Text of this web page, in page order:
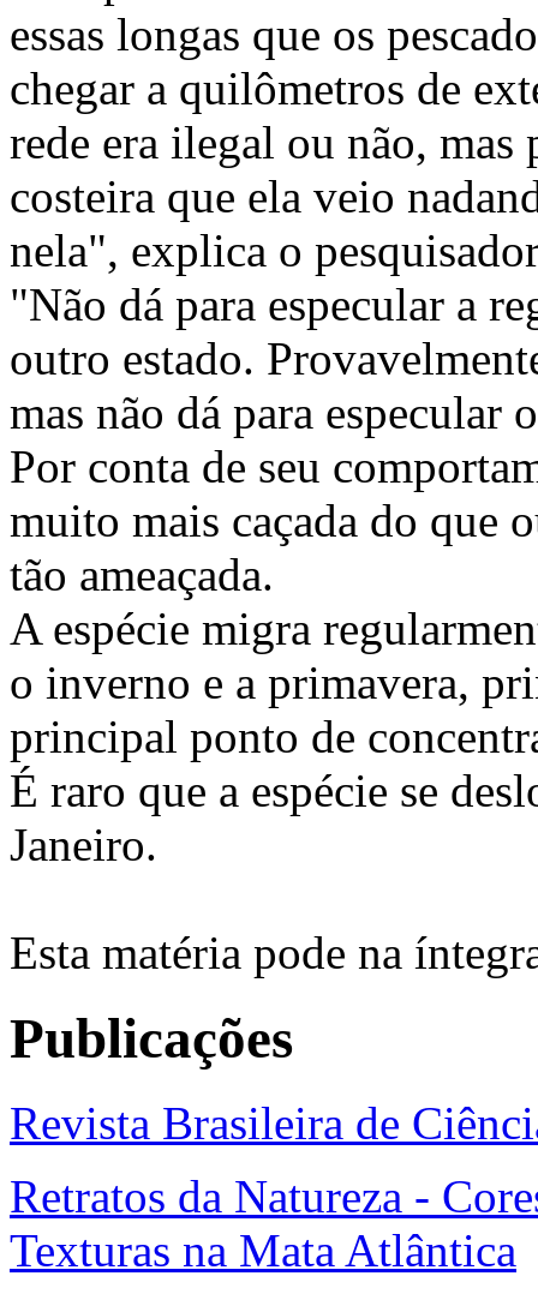
essas longas que os
chegar a quilômetros de
rede era ilegal ou não, mas
costeira que ela veio
nela", explica o
"Não dá para especular a
outro estado.
mas não dá para especular
Por conta de seu
muito mais caçada do que
tão ameaçada.
A espécie migra
o inverno e a primavera,
principal ponto de
É raro que a espécie se
Janeiro.
Esta matéria pode na
Publicações
Revista Brasileira de
Retratos da Natureza -
Texturas na Mata Atlântica